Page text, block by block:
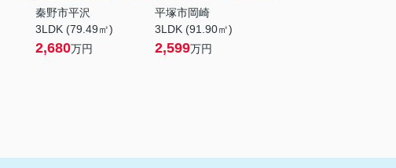
秦野市平沢
3LDK (79.49㎡)
2,680万円
平塚市岡崎
3LDK (91.90㎡)
2,599万円